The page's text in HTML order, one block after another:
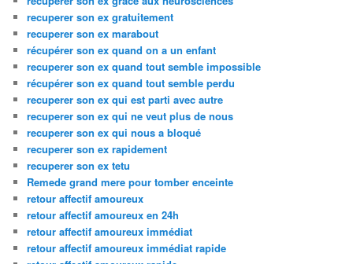
recuperer son ex gratuitement
recuperer son ex marabout
récupérer son ex quand on a un enfant
recuperer son ex quand tout semble impossible
récupérer son ex quand tout semble perdu
recuperer son ex qui est parti avec autre
recuperer son ex qui ne veut plus de nous
recuperer son ex qui nous a bloqué
recuperer son ex rapidement
recuperer son ex tetu
Remede grand mere pour tomber enceinte
retour affectif amoureux
retour affectif amoureux en 24h
retour affectif amoureux immédiat
retour affectif amoureux immédiat rapide